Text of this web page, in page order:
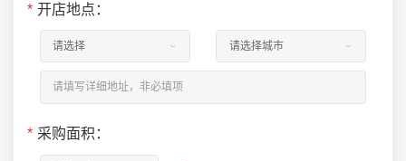
* 开店地点：
* 采购面积：